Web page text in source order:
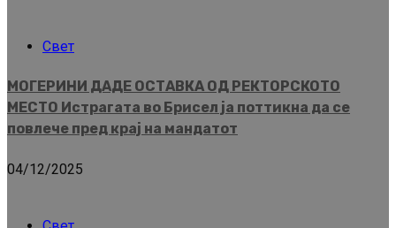
Свет
МОГЕРИНИ ДАДЕ ОСТАВКА ОД РЕКТОРСКОТО
МЕСТО Истрагата во Брисел ја поттикна да се
повлече пред крај на мандатот
04/12/2025